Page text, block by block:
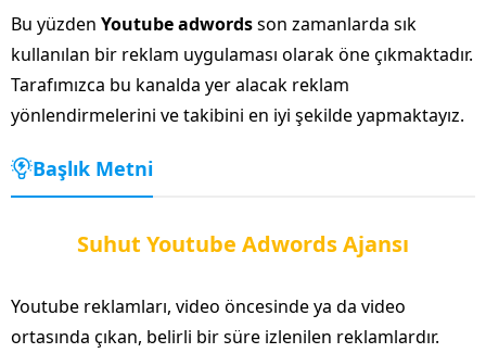
Bu yüzden Youtube adwordsson zamanlarda sık
kullanılan bir reklam uygulaması olarak öne çıkmaktadır.
Tarafımızca bu kanalda yer alacak reklam
yönlendirmelerini ve takibini en iyi şekilde yapmaktayız.
Başlık Metni
Suhut Youtube Adwords Ajansı
Youtube reklamları, video öncesinde ya da video
ortasında çıkan, belirli bir süre izlenilen reklamlardır.